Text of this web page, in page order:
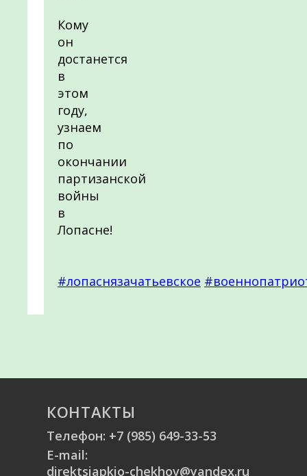
Кому
он
достанется
в
этом
году,
узнаем
по
окончании
партизанской
войны
в
Лопасне!
#лопаснязачатьевское
КОНТАКТЫ
Телефон: +7 (985) 649-33-53
E-mail:
direktsiapkio-chekhov@yandex.ru